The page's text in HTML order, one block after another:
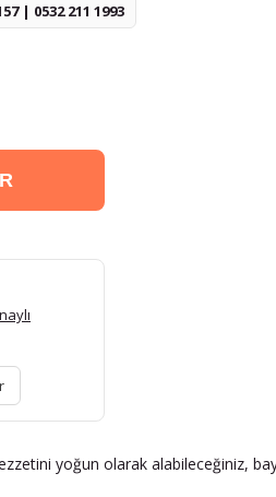
| 0532 211 1993
yoğun olarak alabileceğiniz,